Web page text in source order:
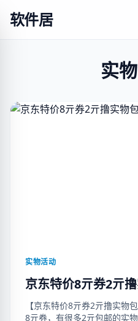
软件居
实
实物活动
京东特价8亓券2亓
【京东特价8亓券2亓撸实物
8亓券，有很多2亓包邮的实